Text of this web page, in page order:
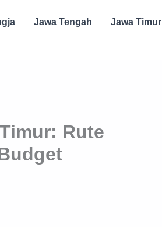
Jawa Tengah Jawa Timur
Rute